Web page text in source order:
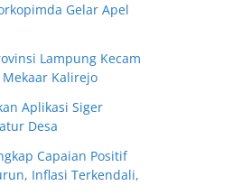
Gelar Apel
Lampung Kecam
Kalirejo
Aplikasi Siger
Desa
Capaian Positif
Inflasi Terkendali,